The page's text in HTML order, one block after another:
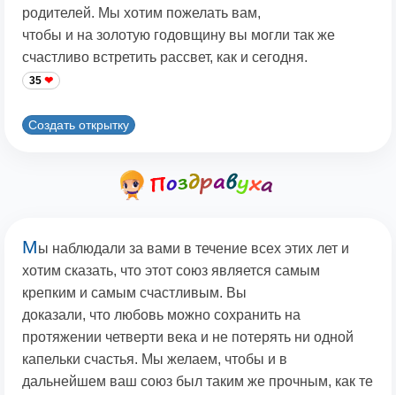
родителей. Мы хотим пожелать вам,
чтобы и на золотую годовщину вы могли так же
счастливо встретить рассвет, как и сегодня.
35
Создать открытку
Мы наблюдали за вами в течение всех этих лет и
хотим сказать, что этот союз является самым
крепким и самым счастливым. Вы
доказали, что любовь можно сохранить на
протяжении четверти века и не потерять ни одной
капельки счастья. Мы желаем, чтобы и в
дальнейшем ваш союз был таким же прочным, как те